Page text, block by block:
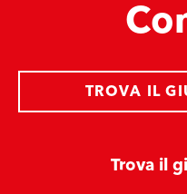
Trova il
TROVA IL